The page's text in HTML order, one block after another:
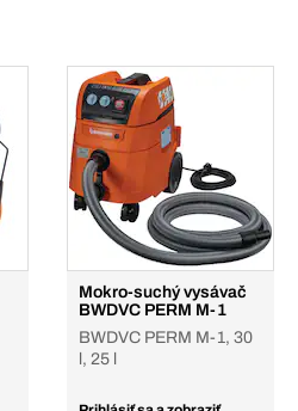
Mokro-suchý vysávač
BWDVC PERM M-1
BWDVC PERM M-1, 30
l, 25 l